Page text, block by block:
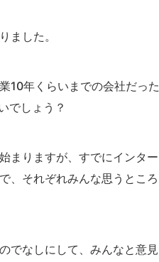
ました。
10年くらいまでの会社だった
でしょう？
まりますが、すでにインター
、それぞれみんな思うところ
でなしにして、みんなと意見